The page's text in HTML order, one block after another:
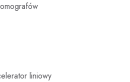
liniowy